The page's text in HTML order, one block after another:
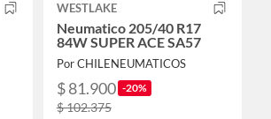
WESTLAKE
Neumatico 205/40 R17
84W SUPER ACE SA57
Por CHILENEUMATICOS
$ 81.900 -20%
$ 102.375